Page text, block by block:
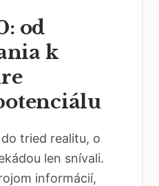
od
k
tried realitu, o
len snívali.
informácií,